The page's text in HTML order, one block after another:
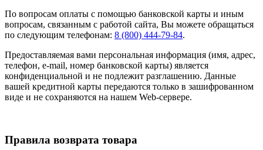
По вопросам оплаты с помощью банковской карты и иным
вопросам, связанным с работой сайта, Вы можете обращаться
по следующим телефонам: 8 (800) 444-79-84.
Предоставляемая вами персональная информация (имя, адрес,
телефон, e-mail, номер банковской карты) является
конфиденциальной и не подлежит разглашению. Данные
вашей кредитной карты передаются только в зашифрованном
виде и не сохраняются на нашем Web-сервере.
Правила возврата товара